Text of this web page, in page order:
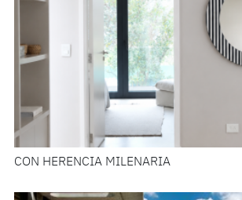
CON HERENCIA MILENARIA